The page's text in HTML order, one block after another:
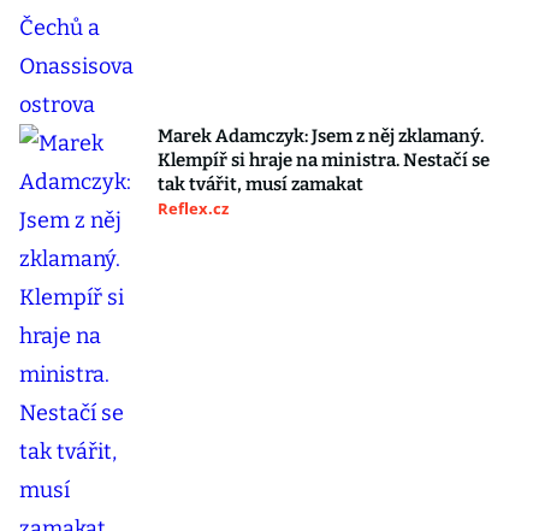
Marek Adamczyk: Jsem z něj zklamaný.
Klempíř si hraje na ministra. Nestačí se
tak tvářit, musí zamakat
Reflex.cz